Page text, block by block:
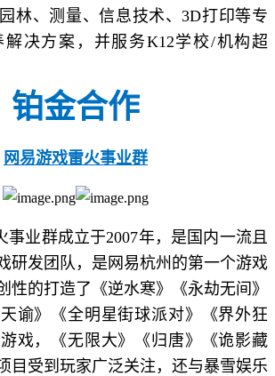
林、测量、信息技术、3D打印等专
解决方案，并服务K12学校/机构超
铂金合作
网易游戏雷火事业群
事业群成立于2007年，是国内一流且
研发团队，是网易杭州的第一个游戏
性的打造了《逆水寒》《永劫无间》
天谕》《全明星街球派对》《界外狂
戏，《无限大》《归唐》《诡影藏
目受到玩家广泛关注，还与暴雪娱乐